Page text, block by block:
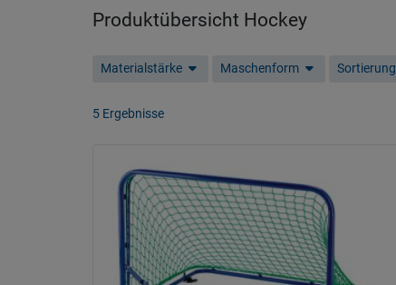
Produktübersicht Hockey
Materialstärke Maschenform Sortierung
5 Ergebnisse